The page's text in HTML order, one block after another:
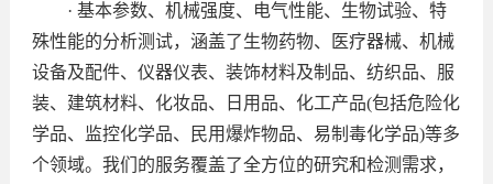
· 基本参数、机械强度、电气性能、生物试验、特
殊性能的分析测试，涵盖了生物药物、医疗器械、机械
设备及配件、仪器仪表、装饰材料及制品、纺织品、服
装、建筑材料、化妆品、日用品、化工产品(包括危险化
学品、监控化学品、民用爆炸物品、易制毒化学品)等多
个领域。我们的服务覆盖了全方位的研究和检测需求，